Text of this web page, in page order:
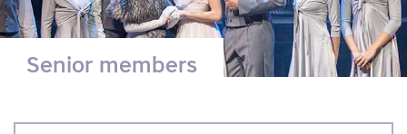
Senior members